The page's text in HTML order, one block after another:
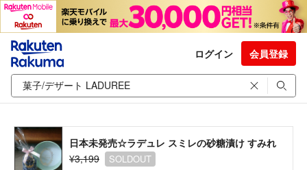
ログイン 会員登録
日本未発売☆ラデュレ スミレの砂糖漬け すみれ
¥3,199
SOLDOUT